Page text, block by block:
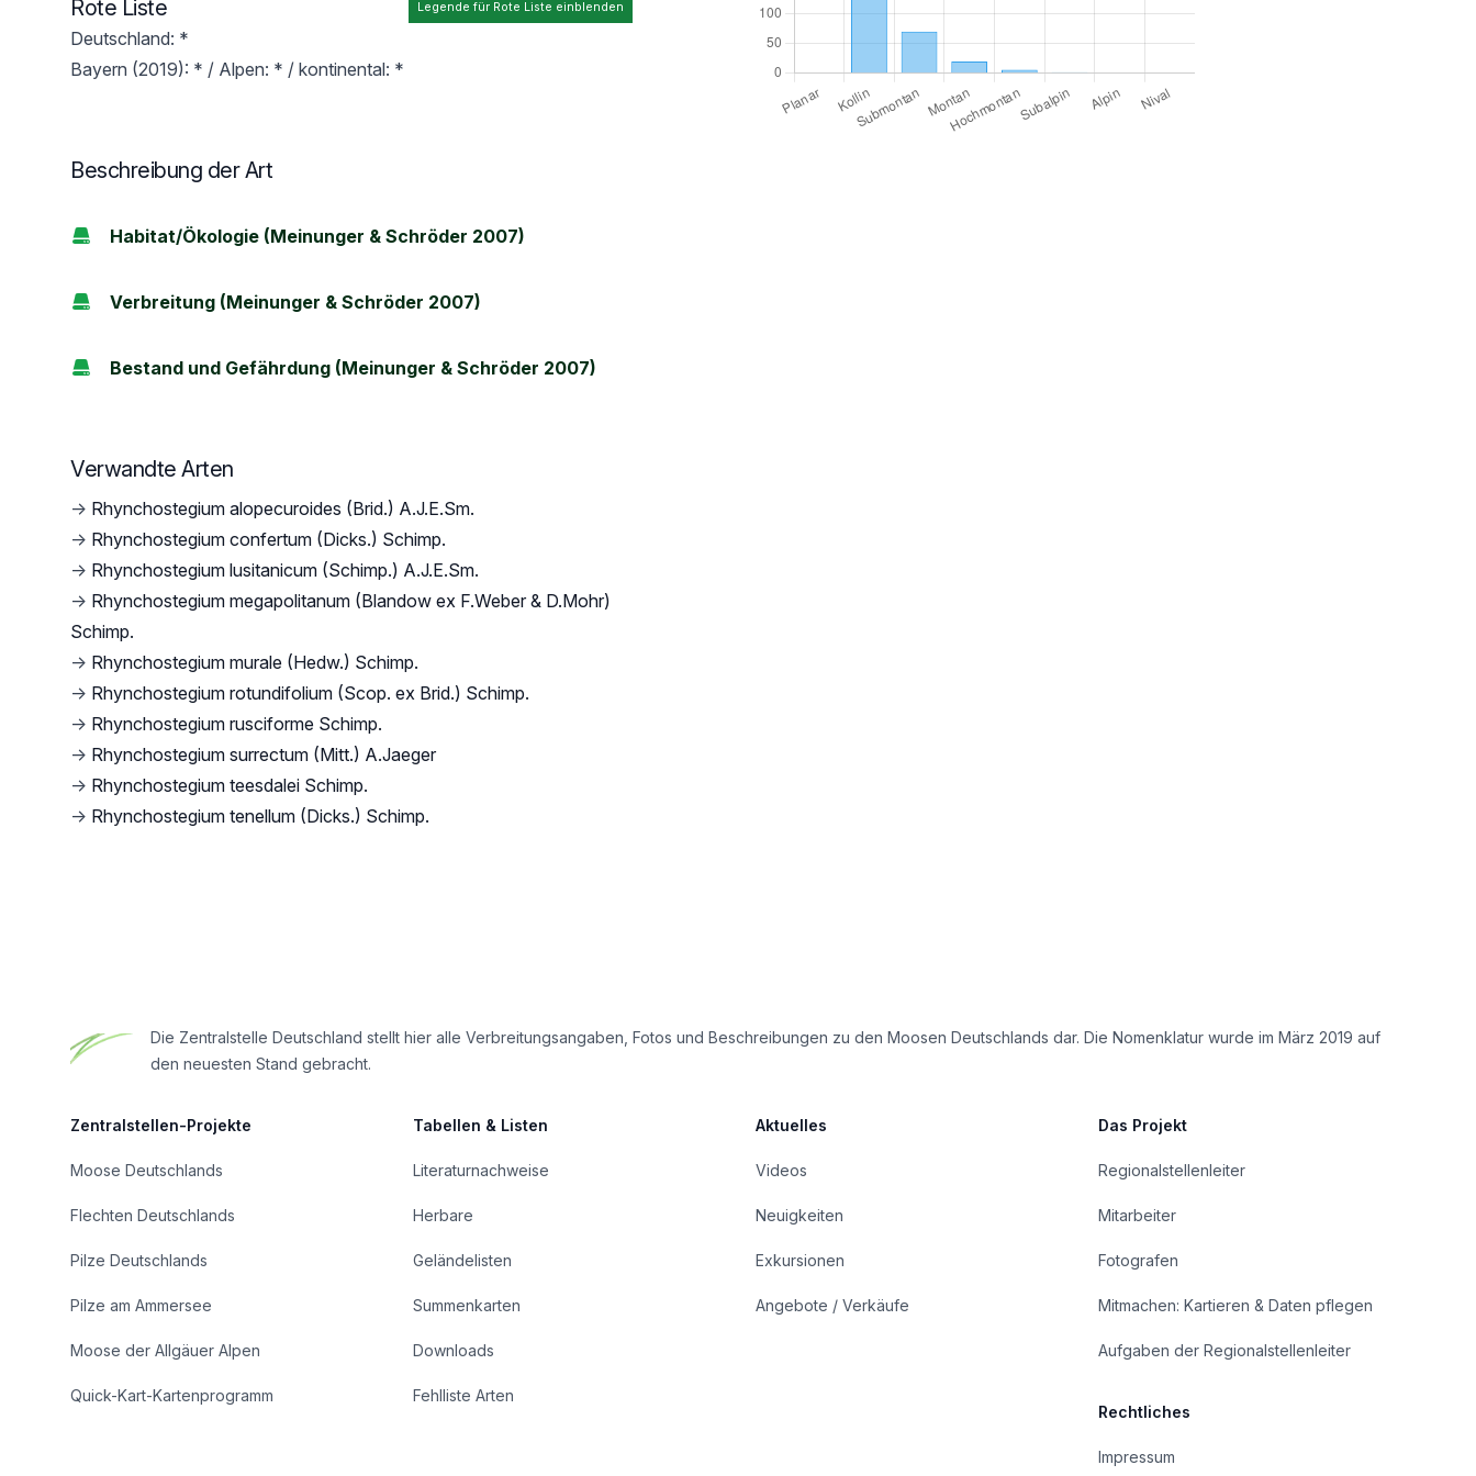
Legende für Rote Liste einblenden
Rote Liste
Deutschland: *
Bayern (2019): * / Alpen: * / kontinental: *
Beschreibung der Art
Habitat/Ökologie (Meinunger & Schröder 2007)
Verbreitung (Meinunger & Schröder 2007)
Bestand und Gefährdung (Meinunger & Schröder 2007)
Verwandte Arten
→ Rhynchostegium alopecuroides (Brid.) A.J.E.Sm.
→ Rhynchostegium confertum (Dicks.) Schimp.
→ Rhynchostegium lusitanicum (Schimp.) A.J.E.Sm.
→ Rhynchostegium megapolitanum (Blandow ex F.Weber & D.Mohr)
Schimp.
→ Rhynchostegium murale (Hedw.) Schimp.
→ Rhynchostegium rotundifolium (Scop. ex Brid.) Schimp.
→ Rhynchostegium rusciforme Schimp.
→ Rhynchostegium surrectum (Mitt.) A.Jaeger
→ Rhynchostegium teesdalei Schimp.
→ Rhynchostegium tenellum (Dicks.) Schimp.
Die Zentralstelle Deutschland stellt hier alle Verbreitungsangaben, Fotos und Beschreibungen zu den Moosen Deutschlands dar. Die Nomenklatur wurde im März 2019 auf
den neuesten Stand gebracht.
Zentralstellen-Projekte
Moose Deutschlands
Flechten Deutschlands
Pilze Deutschlands
Pilze am Ammersee
Moose der Allgäuer Alpen
Quick-Kart-Kartenprogramm
Tabellen & Listen
Literaturnachweise
Herbare
Geländelisten
Summenkarten
Downloads
Fehlliste Arten
Aktuelles
Videos
Neuigkeiten
Exkursionen
Angebote / Verkäufe
Das Projekt
Regionalstellenleiter
Mitarbeiter
Fotografen
Mitmachen: Kartieren & Daten pflegen
Aufgaben der Regionalstellenleiter
Rechtliches
Impressum